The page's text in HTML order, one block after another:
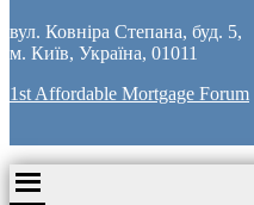
вул. Ковніра Степана, буд. 5,
м. Київ, Україна, 01011
1st Affordable Mortgage Forum